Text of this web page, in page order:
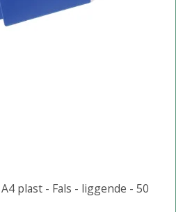
plast - Fals - liggende - 50